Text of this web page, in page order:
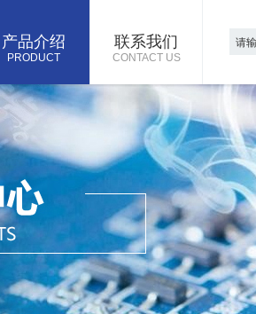
产品介绍
PRODUCT
联系我们
CONTACT US